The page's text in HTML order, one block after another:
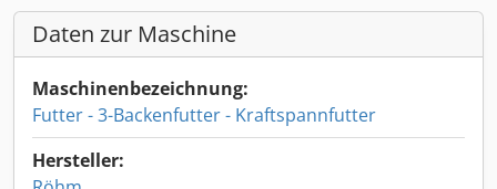
Daten zur Maschine
Maschinenbezeichnung:
Futter - 3-Backenfutter - Kraftspannfutter
Hersteller: